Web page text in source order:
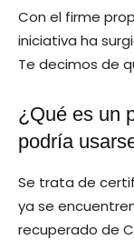
Con el firme
iniciativa ha
Te decimos de
¿Qué es un
podría
Se trata de
ya se
recuperado de